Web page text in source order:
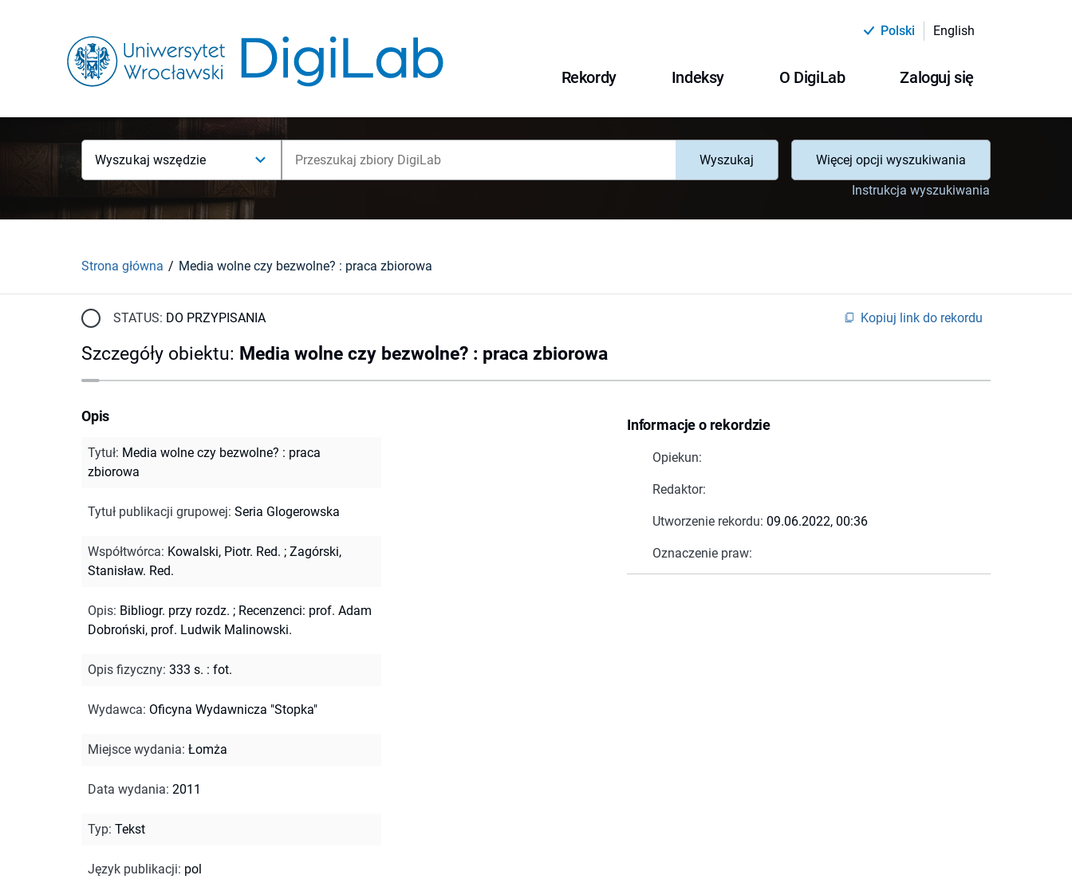
Polski English
Rekordy Indeksy O DigiLab Zaloguj się
Wyszukaj wszędzie Wyszukaj
Więcej opcji wyszukiwania
Instrukcja wyszukiwania
Strona główna Media wolne czy bezwolne? : praca zbiorowa
STATUS: DO PRZYPISANIA Kopiuj link do rekordu
Szczegóły obiektu: Media wolne czy bezwolne? : praca zbiorowa
Informacje o rekordzie
Opiekun:
Redaktor:
Utworzenie rekordu: 09.06.2022, 00:36
Oznaczenie praw:
Opis
Tytuł: Media wolne czy bezwolne? : praca
zbiorowa
Tytuł publikacji grupowej: Seria Glogerowska
Współtwórca: Kowalski, Piotr. Red. ; Zagórski,
Stanisław. Red.
Opis: Bibliogr. przy rozdz. ; Recenzenci: prof. Adam
Dobroński, prof. Ludwik Malinowski.
Opis fizyczny: 333 s. : fot.
Wydawca: Oficyna Wydawnicza "Stopka"
Miejsce wydania: Łomża
Data wydania: 2011
Typ: Tekst
Język publikacji: pol